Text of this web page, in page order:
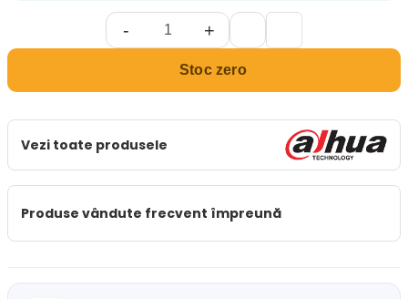
- +
Stoc zero
Vezi toate produsele
Produse vândute frecvent împreună